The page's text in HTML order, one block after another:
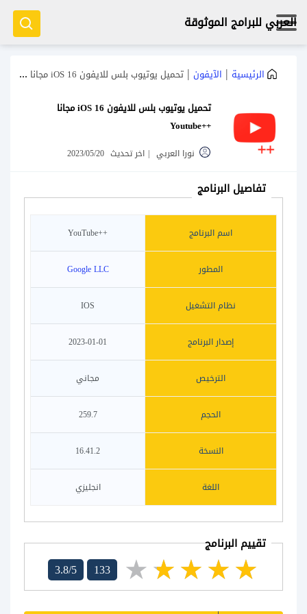
العربي للبرامج الموثوقة
الرئيسية | الآيفون | تحميل يوتيوب بلس للايفون iOS 16 مجانا ++Youtube
تحميل يوتيوب بلس للايفون iOS 16 مجانا
++Youtube
نورا العربي | اخر تحديث 2023/05/20
تفاصيل البرنامج
اسم البرنامج ++YouTube
المطور Google LLC
نظام التشغيل IOS
إصدار البرنامج 2023-01-01
الترخيص مجاني
الحجم 259.7
النسخة 16.41.2
اللغة انجليزي
تقييم البرنامج
3.8/5 133